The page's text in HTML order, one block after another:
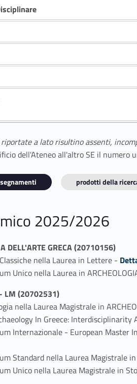
a lato risultino assenti,
dell'Ateneo all'altro SE il
prodotti della
2025/2026
DELL'ARTE GRECA (20710156)
nella Laurea in Lettere - Link identifier #identifier_person_106956-1
Unico nella Laurea in
- LM (20702531)
nella Laurea Magistrale in
In Greece:
Internazionale - European Master
Standard nella Laurea Magistrale
Unico nella Laurea Magistrale in